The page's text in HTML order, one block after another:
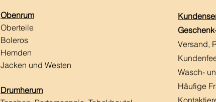
Obenrum
Oberteile
Boleros
Hemden
Jacken und Westen
Drumherum
Versand,
Wasch-
Häufige